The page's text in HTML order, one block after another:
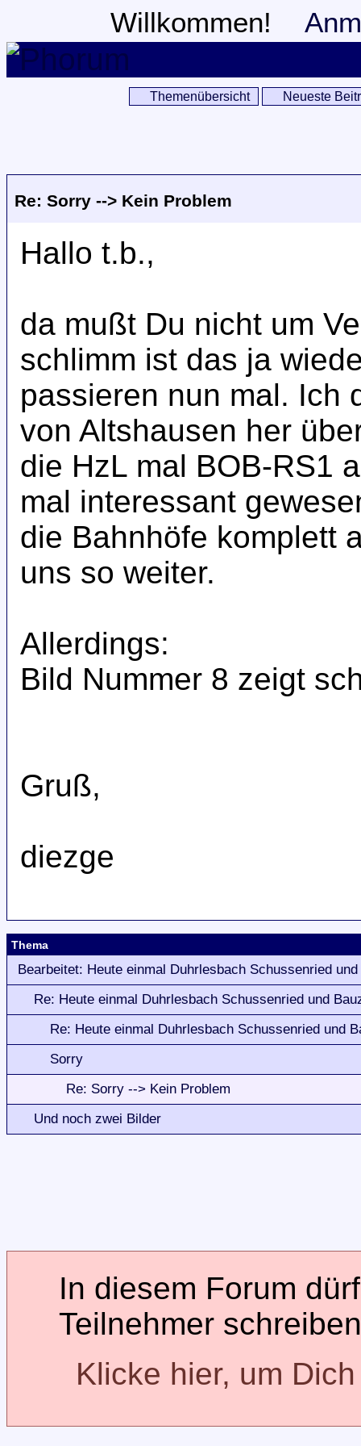
Willkommen!
Themenübersicht Neueste
Re: Sorry --> Kein Problem
Hallo t.b.,
da mußt Du nicht um
schlimm ist das ja
passieren nun mal. Ich
von Altshausen her
die HzL mal BOB-RS1
mal interessant
die Bahnhöfe komplett
uns so weiter.
Allerdings:
Bild Nummer 8 zeigt
Gruß,
diezge
Thema
Bearbeitet: Heute einmal Duhrlesbach Schussenried
Re: Heute einmal Duhrlesbach Schussenried und
Re: Heute einmal Duhrlesbach Schussenried und
Sorry
Re: Sorry --> Kein Problem
Und noch zwei Bilder
In diesem Forum
Teilnehmer
Klicke hier, um